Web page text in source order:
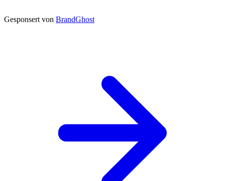
Gesponsert von BrandGhost